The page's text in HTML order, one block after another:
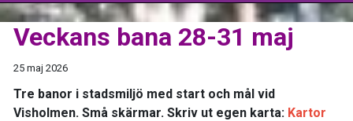
Veckans bana 28-31 maj
25 maj 2026
Tre banor i stadsmiljö med start och mål vid
Visholmen. Små skärmar. Skriv ut egen karta: Kartor